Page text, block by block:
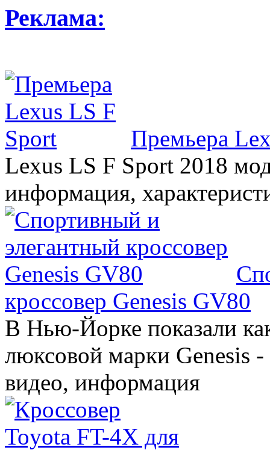
Реклама:
Премьера
Lexus LS F Sport 2018
информация,
кроссовер Genesis GV80
В Нью-Йорке показали
люксовой марки Genesis
видео, информация